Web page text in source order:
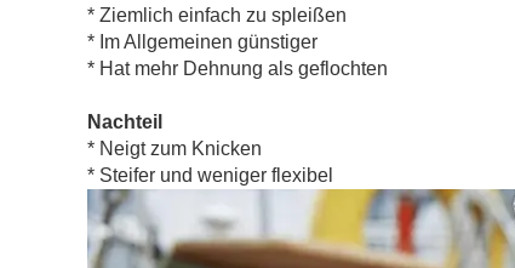
* Ziemlich einfach zu spleißen
* Im Allgemeinen günstiger
* Hat mehr Dehnung als geflochten
Nachteil
* Neigt zum Knicken
* Steifer und weniger flexibel